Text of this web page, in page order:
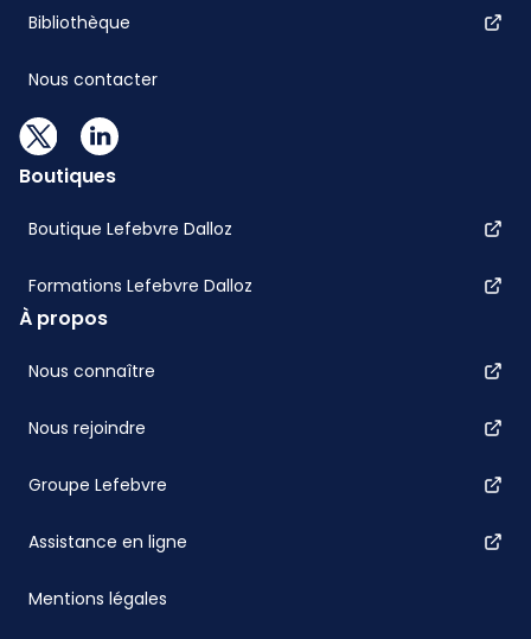
Bibliothèque
Nous contacter
Boutiques
Boutique Lefebvre Dalloz
Formations Lefebvre Dalloz
À propos
Nous connaître
Nous rejoindre
Groupe Lefebvre
Assistance en ligne
Mentions légales